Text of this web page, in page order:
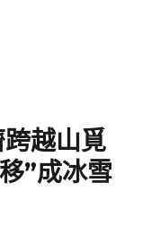
越山覓
”成冰雪